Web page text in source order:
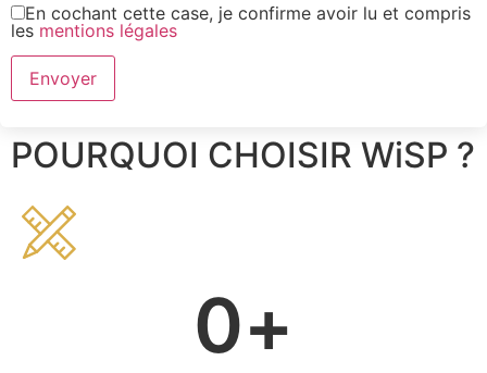
En cochant cette case, je confirme avoir lu et compris
les mentions légales
POURQUOI CHOISIR WiSP ?
0+